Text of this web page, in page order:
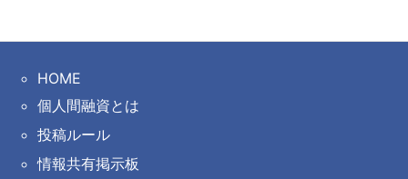
HOME
個人間融資とは
投稿ルール
情報共有掲示板